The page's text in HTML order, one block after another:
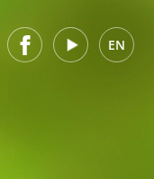
FacebookYoutube EN